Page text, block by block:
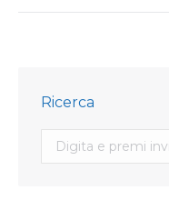
Ricerca
Search: